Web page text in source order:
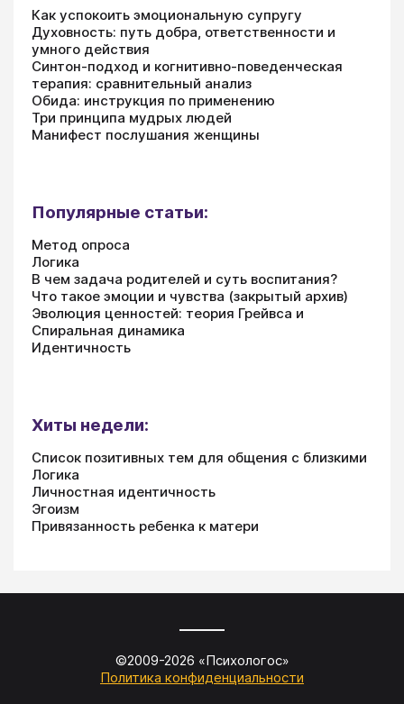
Как успокоить эмоциональную супругу
Духовность: путь добра, ответственности и
умного действия
Синтон-подход и когнитивно-поведенческая
терапия: сравнительный анализ
Обида: инструкция по применению
Три принципа мудрых людей
Манифест послушания женщины
Популярные статьи:
Метод опроса
Логика
В чем задача родителей и суть воспитания?
Что такое эмоции и чувства (закрытый архив)
Эволюция ценностей: теория Грейвса и
Спиральная динамика
Идентичность
Хиты недели:
Список позитивных тем для общения с близкими
Логика
Личностная идентичность
Эгоизм
Привязанность ребенка к матери
©2009-2026 «Психологос»
Политика конфиденциальности